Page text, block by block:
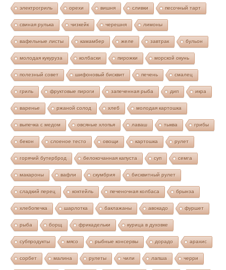
электрогриль орехи вишня сливки песочный тарт
свиная рулька чизкейк черешня лимоны
вафельные листы камамбер желе завтрак бульон
молодая кукуруза колбаски пирожки морской окунь
полезный совет шифоновый бисквит печень смалец
гриль фруктовые пироги запеченная рыба дип икра
варенье ржаной солод хлеб молодая картошка
выпечка с медом овсяные хлопья лаваш тыква грибы
бекон слоеное тесто овощи картошка рулет
горячий бутерброд белокочанная капуста суп семга
макароны вафли скумбрия бисквитный рулет
сладкий перец коктейль печеночная колбаса брынза
хлебопечка шарлотка баклажаны авокадо фуршет
рыба борщ фрикадельки курица в духовке
субпродукты мясо рыбные консервы дорадо арахис
сорбет малина рулеты чили лапша черри